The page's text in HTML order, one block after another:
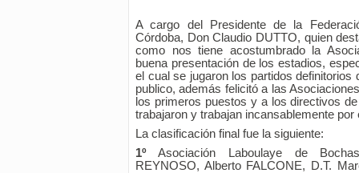
A cargo del Presidente de la
Córdoba, Don Claudio DUTTO, quien
como nos tiene acostumbrado la
buena presentación de los estadios,
el cual se jugaron los partidos definitorios
publico, además felicitó a las
los primeros puestos y a los directivos
trabajaron y trabajan incansablemente por
La clasificación final fue la siguiente:
1ºAsociación Laboulaye de
REYNOSO, Alberto FALCONE, D.T.